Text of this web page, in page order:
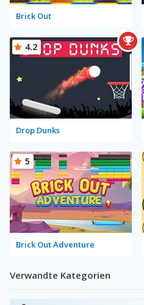
Brick Out
Drop Dunks
4.2
Brick Out Adventure
5
Verwandte Kategorien